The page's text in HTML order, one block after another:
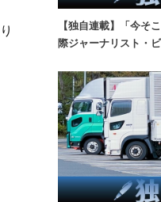
【独自連載】「今そ
際ジャーナリスト・